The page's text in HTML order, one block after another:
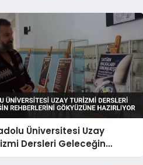
Üniversitesi Uzay
Dersleri Geleceğin
Gökyüzüne